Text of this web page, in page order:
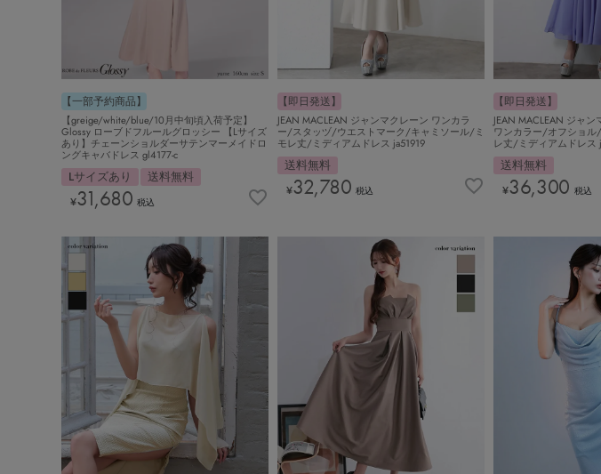
【一部予約商品】
【greige/white/blue/10月中旬頃入荷予定】
Glossy ローブドフルールグロッシー 【Lサイズ
あり】チェーンショルダーサテンマーメイドロ
ングキャバドレス gl4177-c
Lサイズあり 送料無料
¥31,680 税込
【即日発送】
JEAN MACLEAN ジャンマクレーン ワンカラ
ー/スタッヅ/ウエストマーク/キャミソール/ミ
モレ丈/ミディアムドレス ja51919
送料無料
¥32,780 税込
【即日発送】
JEAN MACLEAN ジャ
ワンカラー/オフショ
レ丈/ミディアムドレス
送料無料
¥36,300 税込